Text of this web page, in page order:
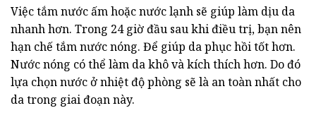
Việc tắm nước ấm hoặc nước lạnh sẽ giúp làm dịu da
nhanh hơn. Trong 24 giờ đầu sau khi điều trị, bạn nên
hạn chế tắm nước nóng. Để giúp da phục hồi tốt hơn.
Nước nóng có thể làm da khô và kích thích hơn. Do đó
lựa chọn nước ở nhiệt độ phòng sẽ là an toàn nhất cho
da trong giai đoạn này.